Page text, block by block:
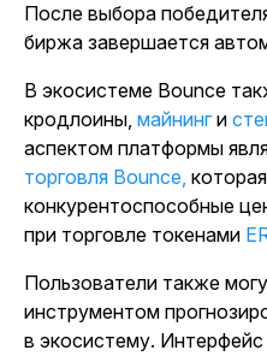
После выбора
биржа завершается
В экосистеме Bounce
кродлоины, майнинги
аспектом платформы
торговля Bounce,
конкурентоспособные
при торговле токенами
Пользователи также
инструментом
в экосистему.